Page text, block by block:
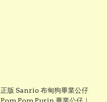
正版 Sanrio 布甸狗畢業公仔